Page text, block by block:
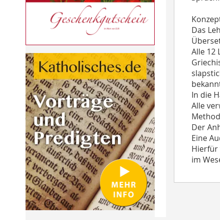
Das
Alle 12
In die
Alle
Der
Eine
Hierfür
im